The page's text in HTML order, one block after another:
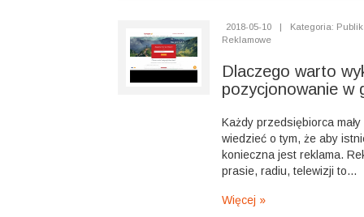
2018-05-10 |
Kategoria:
Reklamowe
Dlaczego warto
pozycjonowanie w
Każdy przedsiębiorca
wiedzieć o tym, że aby
konieczna jest reklama.
prasie, radiu, telewizji to...
Więcej »